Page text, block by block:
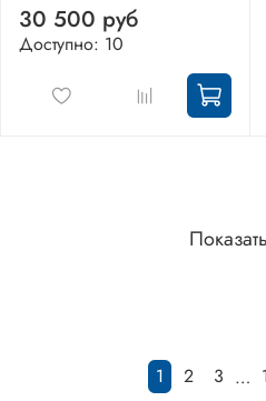
30 500 руб
Доступно: 10
1 2 3 …